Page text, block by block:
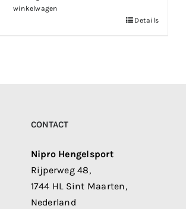
winkelwagen
Details
CONTACT
Nipro Hengelsport
Rijperweg 48,
1744 HL Sint Maarten,
Nederland